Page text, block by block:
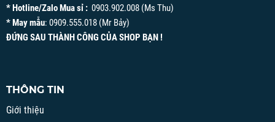
* Hotline/Zalo Mua sỉ : 0903.902.008 (Ms Thu)
* May mẫu: 0909.555.018 (Mr Bảy)
ĐỨNG SAU THÀNH CÔNG CỦA SHOP BẠN !
THÔNG TIN
Giới thiệu